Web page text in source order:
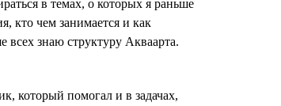
в темах, о которых я раньше
кто чем занимается и как
всех знаю структуру Акваарта.
который помогал и в задачах,